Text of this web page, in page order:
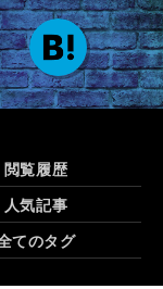
閲覧履歴
人気記事
てのタグ